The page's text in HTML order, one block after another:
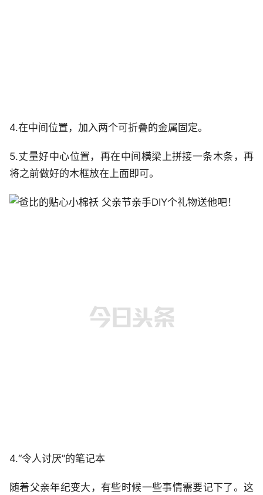
4.在中间位置，加入两个可折叠的金属固定。
5.丈量好中心位置，再在中间横梁上拼接一条木条，再
将之前做好的木框放在上面即可。
4.“令人讨厌”的笔记本
随着父亲年纪变大，有些时候一些事情需要记下了。这